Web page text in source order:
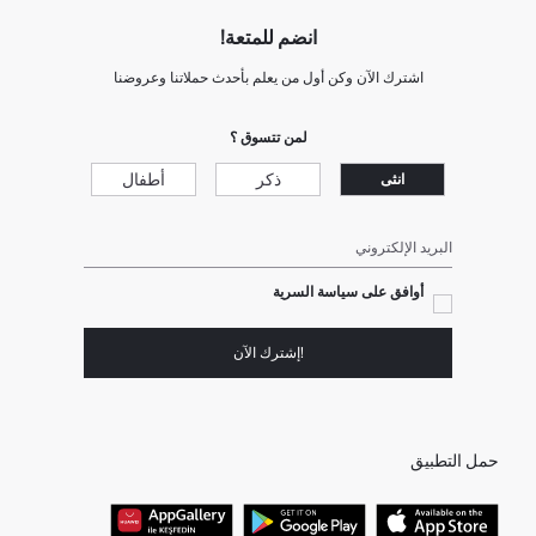
انضم للمتعة!
اشترك الآن وكن أول من يعلم بأحدث حملاتنا وعروضنا
لمن تتسوق ؟
انثى ذكر أطفال
البريد الإلكتروني
أوافق على سياسة السرية
!إشترك الآن
حمل التطبيق